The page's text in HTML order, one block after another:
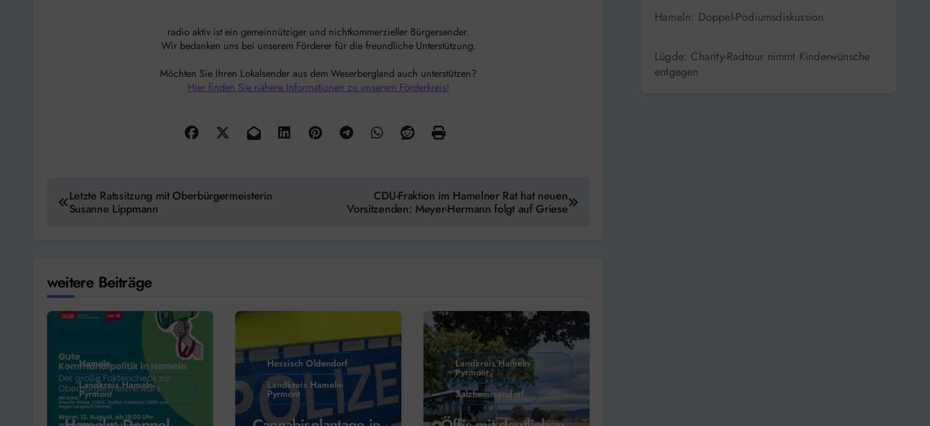
radio aktiv ist ein gemeinnütziger und nichtkommerzieller Bürgersender.
Wir bedanken uns bei unserem Förderer für die freundliche Unterstützung.
Möchten Sie Ihren Lokalsender aus dem Weserbergland auch unterstützen?
Hier finden Sie nähere Informationen zu unserem Förderkreis!
Beitragsnavigation
Letzte Ratssitzung mit Oberbürgermeisterin
Susanne Lippmann
CDU-Fraktion im Hamelner Rat hat neuen
Vorsitzenden: Meyer-Hermann folgt auf Griese
weitere Beiträge
Hameln
Landkreis Hameln-
Pyrmont
Hessisch Oldendorf
Landkreis Hameln-
Pyrmont
Landkreis Hameln-
Pyrmont
Salzhemmendorf
Hameln: Doppel-Podiumsdiskussion
Lügde: Charity-Radtour nimmt Kinderwünsche
entgegen